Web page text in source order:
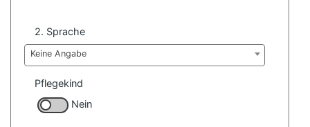
2. Sprache
Keine Angabe
Pflegekind
Nein